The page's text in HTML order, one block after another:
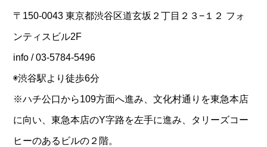
〒150-0043 東京都渋谷区道玄坂２丁目２３−１２ フォ
ンティスビル2F
info / 03-5784-5496
◉渋谷駅より徒歩6分
※ハチ公口から109方面へ進み、文化村通りを東急本店
に向い、東急本店のY字路を左手に進み、タリーズコー
ヒーのあるビルの２階。